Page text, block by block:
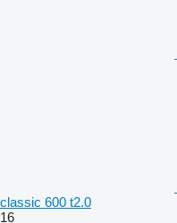
classic 600 t2.0
16